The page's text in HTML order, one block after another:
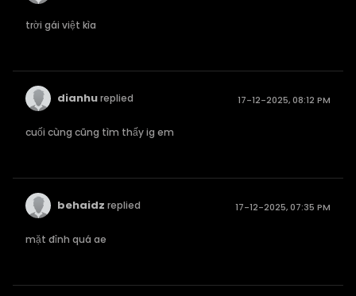
trời gái việt kìa
dianhureplied 17-12-2025, 08:12 PM
cuối cùng cũng tìm thấy ig em
behaidz replied 17-12-2025, 07:35 PM
mặt đỉnh quá ae